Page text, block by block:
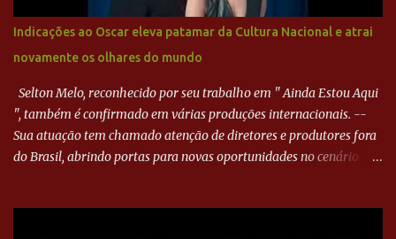
minutos depois, Wellington encheu o pé e quase surpreendeu o
goleiro rival, que novamente defendeu. No fim, Jefferson teve
outra boa chance, mas parou no goleiro. Gol para matar espera...
Indicações ao Oscar eleva patamar da Cultura Nacional e atrai
novamente os olhares do mundo
Selton Melo, reconhecido por seu trabalho em " Ainda Estou Aqui
", também é confirmado em várias produções internacionais. --
Sua atuação tem chamado atenção de diretores e produtores fora
do Brasil, abrindo portas para novas oportunidades no cenário